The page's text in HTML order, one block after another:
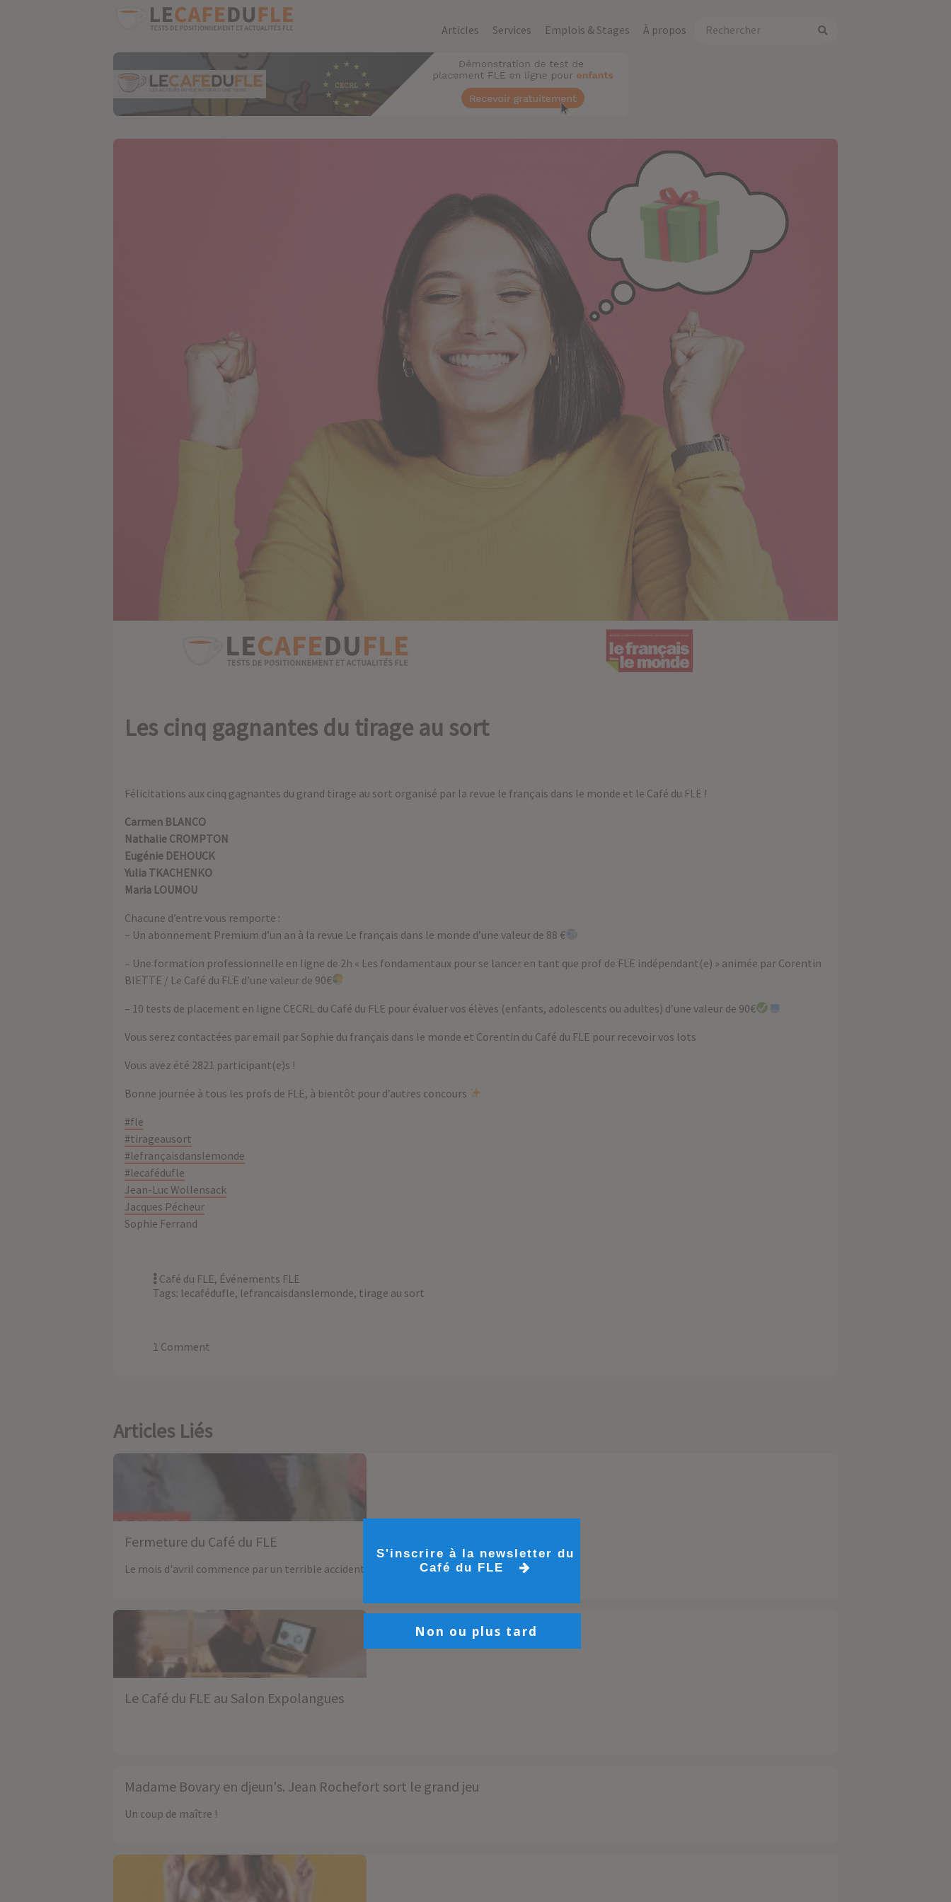
Articles Services Emplois & Stages À propos
Les cinq gagnantes du tirage au sort
Félicitations aux cinq gagnantes du grand tirage au sort organisé par la revue le français dans le monde et le Café du FLE !
Carmen BLANCO
Nathalie CROMPTON
Eugénie DEHOUCK
Yulia TKACHENKO
Maria LOUMOU
Chacune d’entre vous remporte :
– Un abonnement Premium d’un an à la revue Le français dans le monde d’une valeur de 88 €
– Une formation professionnelle en ligne de 2h « Les fondamentaux pour se lancer en tant que prof de FLE indépendant(e) » animée par Corentin
BIETTE / Le Café du FLE d’une valeur de 90€
– 10 tests de placement en ligne CECRL du Café du FLE pour évaluer vos élèves (enfants, adolescents ou adultes) d’une valeur de 90€
Vous serez contactées par email par Sophie du français dans le monde et Corentin du Café du FLE pour recevoir vos lots
Vous avez été 2821 participant(e)s !
Bonne journée à tous les profs de FLE, à bientôt pour d’autres concours
#fle
#tirageausort
#lefrançaisdanslemonde
#lecafédufle
Jean-Luc Wollensack
Jacques Pécheur
Sophie Ferrand
Café du FLE, Événements FLE
Tags: lecafédufle, lefrancaisdanslemonde, tirage au sort
1 Comment
Articles Liés
Fermeture du Café du FLE
Le mois d'avril commence par un terrible accident d'espadon.
Le Café du FLE au Salon Expolangues
Madame Bovary en djeun's. Jean Rochefort sort le grand jeu
Un coup de maître !
S'inscrire à la newsletter du
Café du FLE
Non ou plus tard